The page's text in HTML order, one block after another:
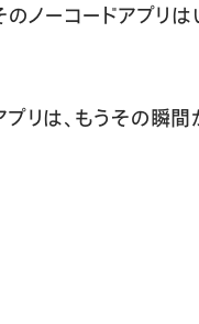
ノーコードアプリ
リは、もうその瞬